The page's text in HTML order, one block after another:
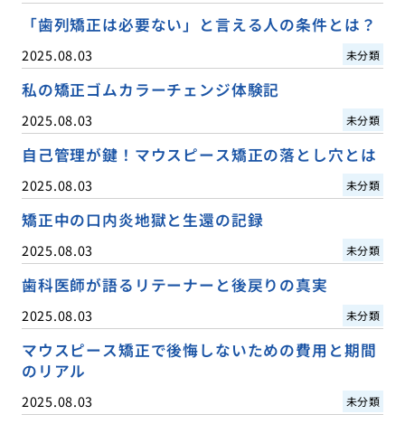
「歯列矯正は必要ない」と言える人の条件とは？
2025.08.03 未分類
私の矯正ゴムカラーチェンジ体験記
2025.08.03 未分類
自己管理が鍵！マウスピース矯正の落とし穴とは
2025.08.03 未分類
矯正中の口内炎地獄と生還の記録
2025.08.03 未分類
歯科医師が語るリテーナーと後戻りの真実
2025.08.03 未分類
マウスピース矯正で後悔しないための費用と期間
のリアル
2025.08.03 未分類